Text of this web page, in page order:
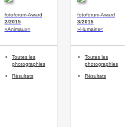
fotoforum-Award
2/2015
»Animaux«
Toutes les
photographies
Résultats
fotoforum-Award
3/2015
»Humains«
Toutes les
photographies
Résultats